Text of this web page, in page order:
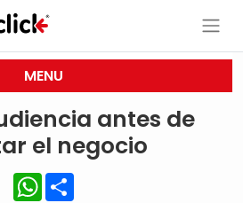
MENU
antes de
el negocio
WhatsApp